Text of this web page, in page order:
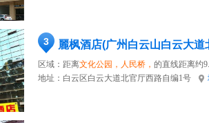
3 麗枫酒店(广州白云山白云大道
区域：距离文化公园，人民桥， 的直线距离约
地址： 白云区白云大道北官厅西路自编1号